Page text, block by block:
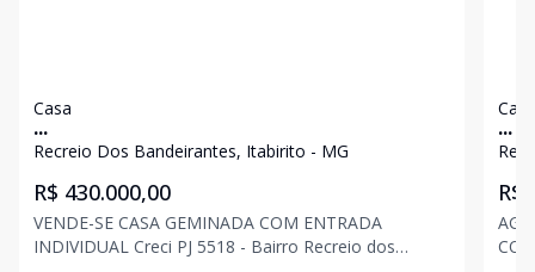
Casa
...
Recreio Dos Bandeirantes, Itabirito - MG
R$ 430.000,00
VENDE-SE CASA GEMINADA COM ENTRADA
INDIVIDUAL Creci PJ 5518 - Bairro Recreio dos
Casa
...
R$